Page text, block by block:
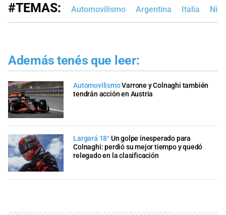
#TEMAS: Automovilismo Argentina Italia
Además tenés que leer:
AutomovilismoVarrone y Colnaghi también
tendrán acción en Austria
Largará 18°Un golpe inesperado para
Colnaghi: perdió su mejor tiempo y quedó
relegado en la clasificación